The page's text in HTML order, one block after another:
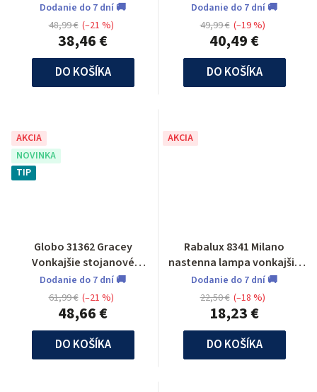
Dodanie do 7 dní 🚚
38,46 €
48,99 € (–21 %)
DO KOŠÍKA
Dodanie do 7 dní 🚚
40,49 €
49,99 € (–19 %)
DO KOŠÍKA
AKCIA
NOVINKA
TIP
Globo 31362 Gracey
Vonkajšie stojanové
svietidlo
Dodanie do 7 dní 🚚
48,66 €
61,99 € (–21 %)
DO KOŠÍKA
AKCIA
Rabalux 8341 Milano
nastenna lampa vonkajšia
smerujúca nadol
Dodanie do 7 dní 🚚
18,23 €
22,50 € (–18 %)
DO KOŠÍKA